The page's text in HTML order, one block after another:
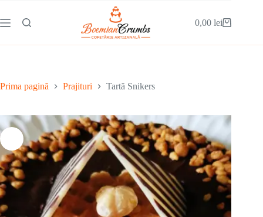
0,00lei
Prima pagină Prajituri Tartă Snikers